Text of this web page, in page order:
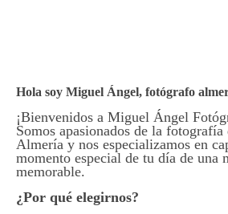
Hola soy Miguel Ángel, fotógrafo
¡Bienvenidos a Miguel Ángel
Somos apasionados de la fotografía
Almería y nos especializamos en
momento especial de tu día de una
memorable.
¿Por qué elegirnos?